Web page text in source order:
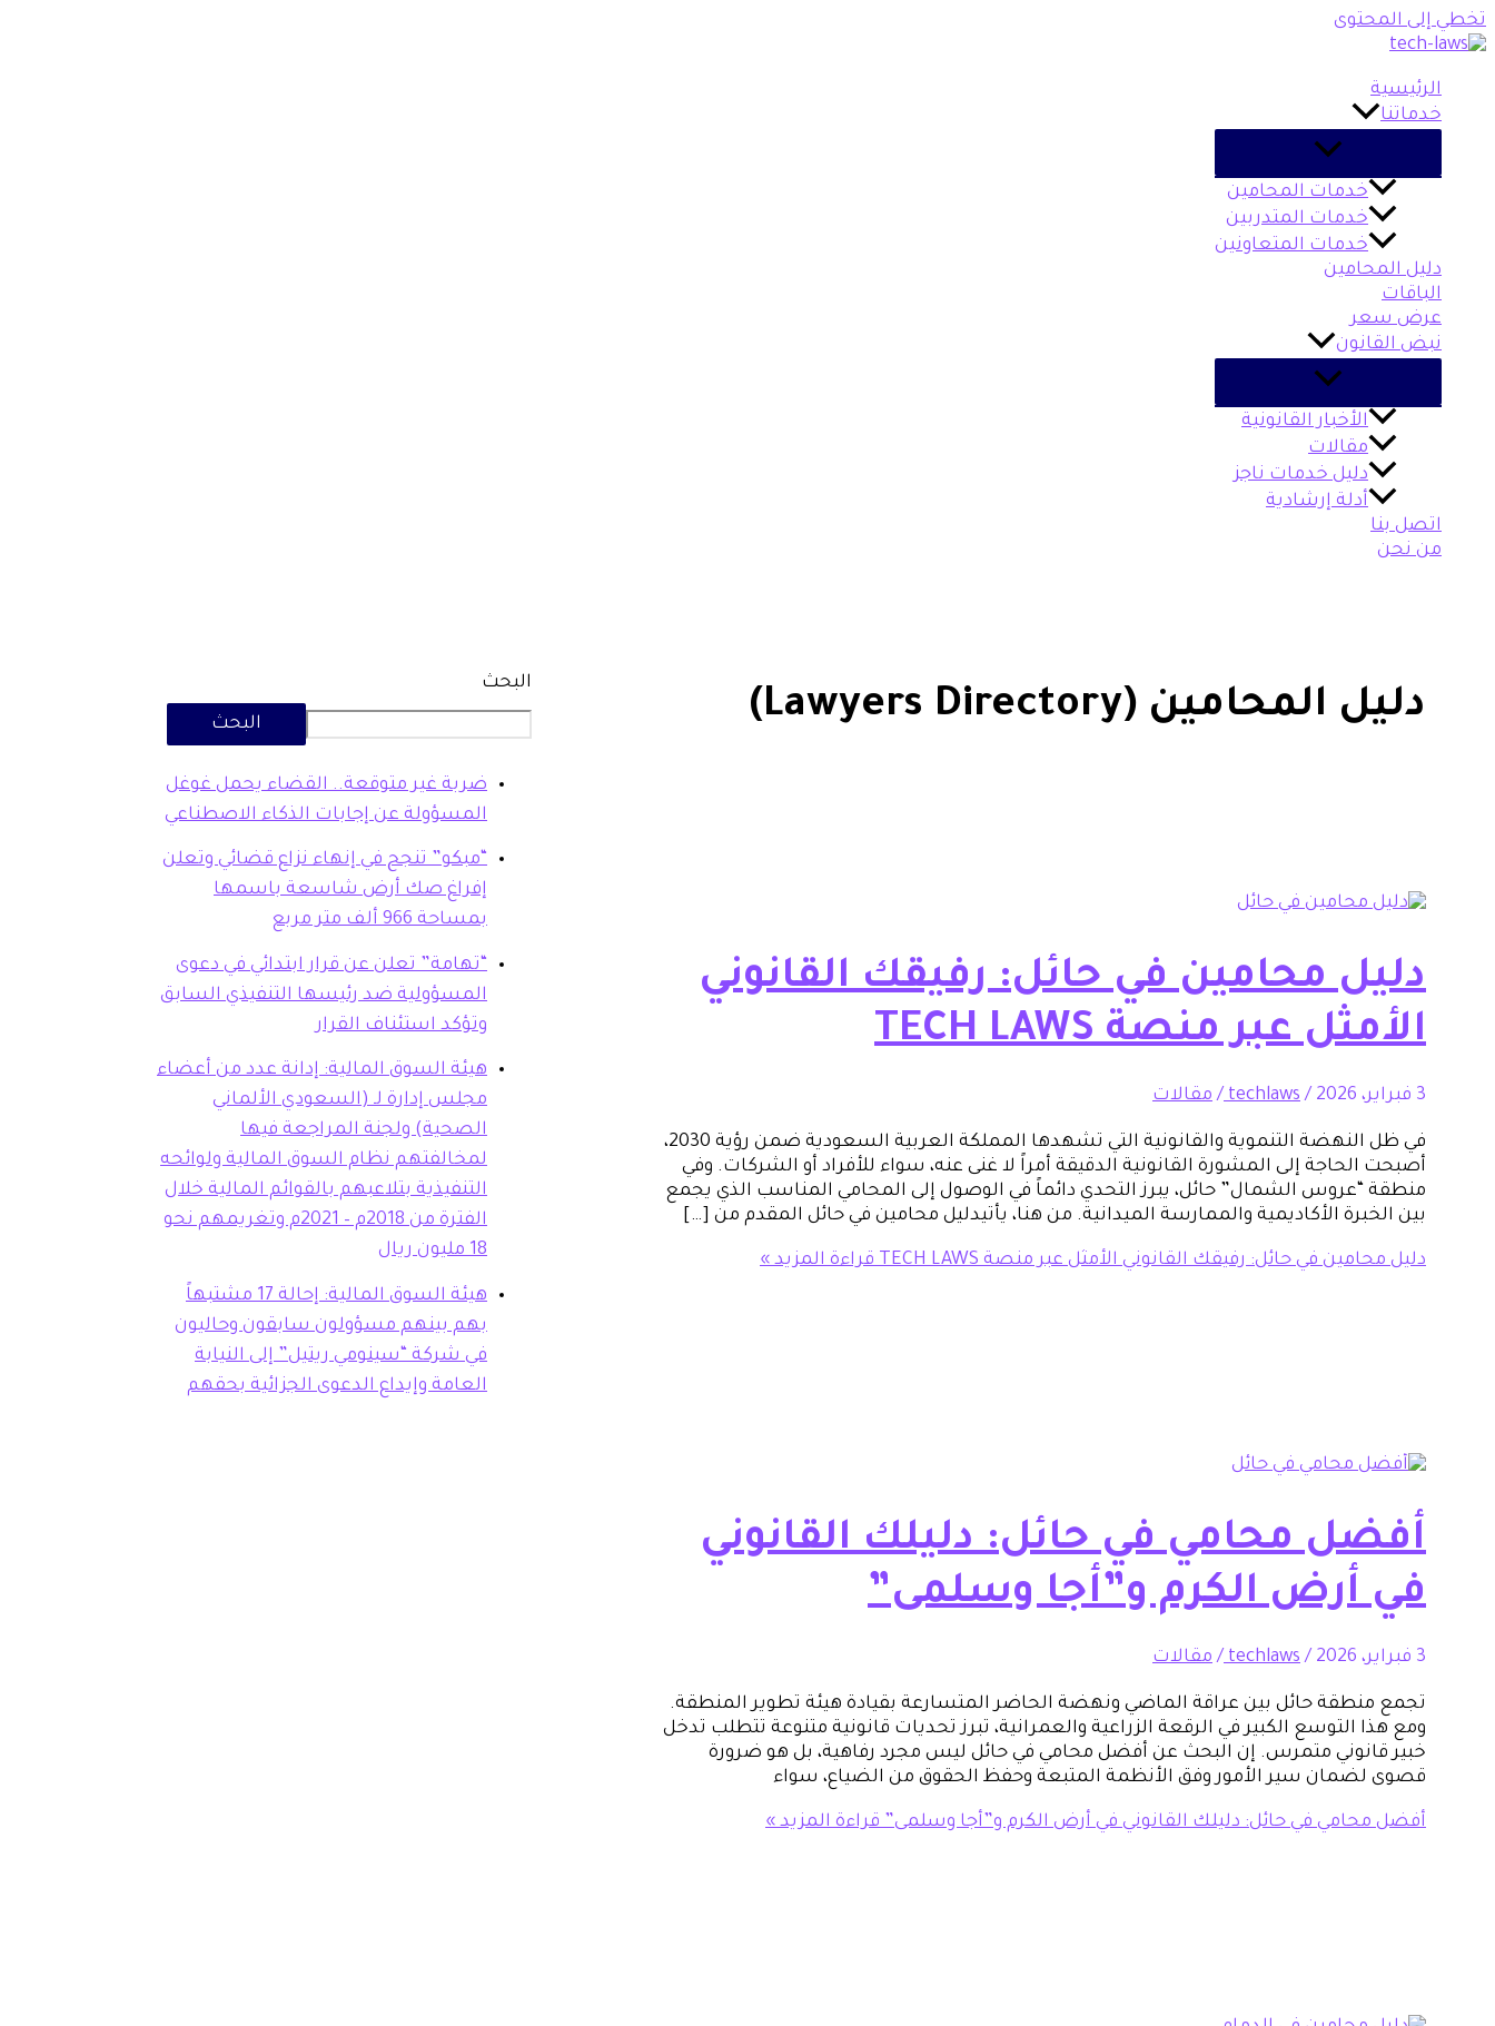
تخطي إلى المحتوى
الرئيسية
خدماتنا
خدمات المحامين
خدمات المتدربين
خدمات المتعاونين
دليل المحامين
الباقات
عرض سعر
نبض القانون
الأخبار القانونية
مقالات
دليل خدمات ناجز
أدلة إرشادية
اتصل بنا
من نحن
دليل المحامين (Lawyers Directory)
دليل محامين في حائل: رفيقك القانوني
الأمثل عبر منصة TECH LAWS
3 فبراير، 2026 /
techlaws
/مقالات
في ظل النهضة التنموية والقانونية التي تشهدها المملكة العربية السعودية ضمن رؤية 2030،
أصبحت الحاجة إلى المشورة القانونية الدقيقة أمراً لا غنى عنه، سواء للأفراد أو الشركات. وفي
منطقة “عروس الشمال” حائل، يبرز التحدي دائماً في الوصول إلى المحامي المناسب الذي يجمع
بين الخبرة الأكاديمية والممارسة الميدانية. من هنا، يأتيدليل محامين في حائل المقدم من […]
دليل محامين في حائل: رفيقك القانوني الأمثل عبر منصة TECH LAWS قراءة المزيد »
أفضل محامي في حائل: دليلك القانوني
في أرض الكرم و”أجا وسلمى”
3 فبراير، 2026 /
techlaws
/مقالات
تجمع منطقة حائل بين عراقة الماضي ونهضة الحاضر المتسارعة بقيادة هيئة تطوير المنطقة.
ومع هذا التوسع الكبير في الرقعة الزراعية والعمرانية، تبرز تحديات قانونية متنوعة تتطلب تدخل
خبير قانوني متمرس. إن البحث عن أفضل محامي في حائل ليس مجرد رفاهية، بل هو ضرورة
قصوى لضمان سير الأمور وفق الأنظمة المتبعة وحفظ الحقوق من الضياع، سواء
أفضل محامي في حائل: دليلك القانوني في أرض الكرم و”أجا وسلمى”قراءة المزيد »
البحث
البحث
ضربة غير متوقعة.. القضاء يحمل غوغل
المسؤولة عن إجابات الذكاء الاصطناعي
“مبكو” تنجح في إنهاء نزاع قضائي وتعلن
إفراغ صك أرض شاسعة باسمها
بمساحة 966 ألف متر مربع
“تهامة” تعلن عن قرار ابتدائي في دعوى
المسؤولية ضد رئيسها التنفيذي السابق
وتؤكد استئناف القرار
هيئة السوق المالية: إدانة عدد من أعضاء
مجلس إدارة لـ (السعودي الألماني
الصحية) ولجنة المراجعة فيها
لمخالفتهم نظام السوق المالية ولوائحه
التنفيذية بتلاعبهم بالقوائم المالية خلال
الفترة من 2018م – 2021م وتغريمهم نحو
18 مليون ريال
هيئة السوق المالية: إحالة 17 مشتبهاً
بهم بينهم مسؤولون سابقون وحاليون
في شركة “سينومي ريتيل” إلى النيابة
العامة وإيداع الدعوى الجزائية بحقهم